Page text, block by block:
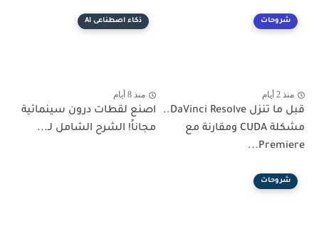
شروحات
منذ 2 أيام
قبل ما تنزل DaVinci Resolve..
مشكلة CUDA ومقارنة مع
Premiere...
ذكاء اصطناعى AI
منذ 8 أيام
اصنع لقطات درون سينمائية
مجاناً! الشرح الشامل لـ...
شروحات